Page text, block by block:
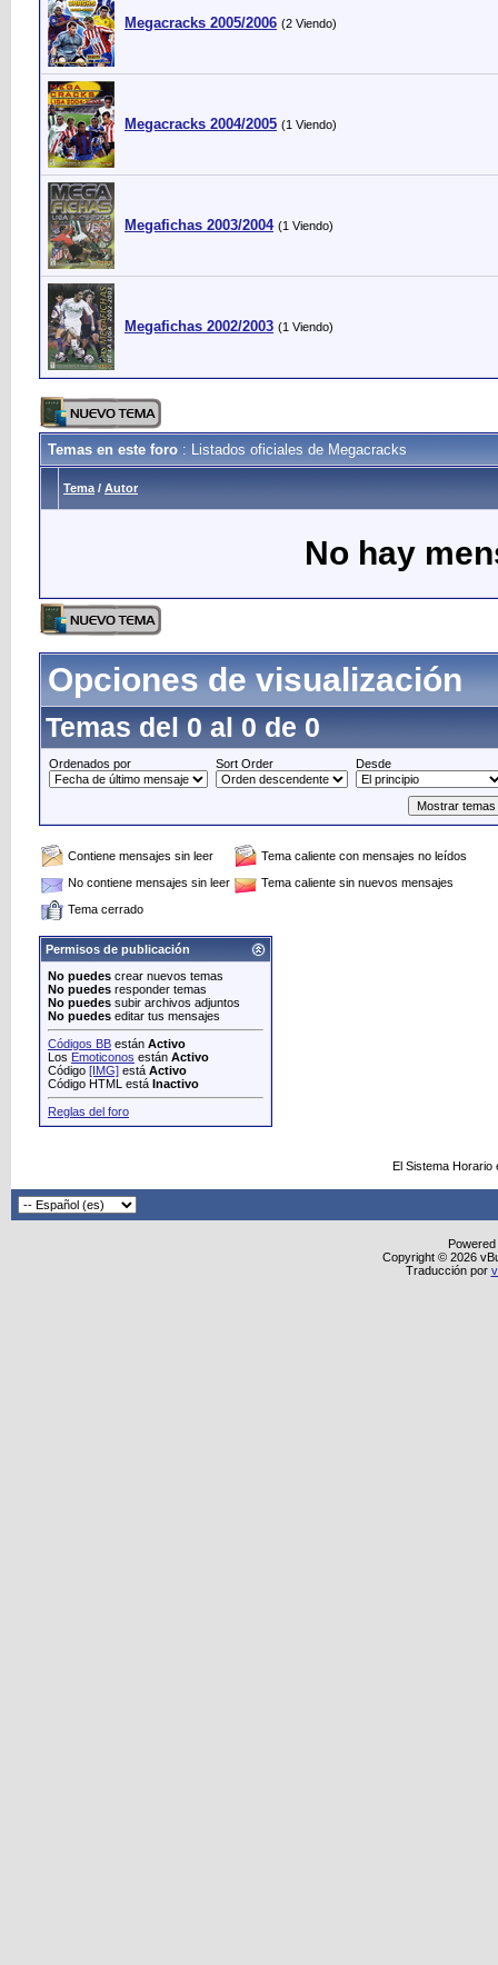
Megacracks 2005/2006 (2 Viendo)
Megacracks 2004/2005 (1 Viendo)
Megafichas 2003/2004 (1 Viendo)
Megafichas 2002/2003 (1 Viendo)
Temas en este foro : Listados oficiales de Megacracks
Tema / Autor
No hay
Opciones de visualización
Temas del 0 al 0 de 0
Ordenados por Sort Order Desde
Contiene mensajes sin leer
Tema caliente con mensajes no leídos
No contiene mensajes sin leer
Tema caliente sin nuevos mensajes
Tema cerrado
Permisos de publicación
No puedes crear nuevos temas
No puedes responder temas
No puedes subir archivos adjuntos
No puedes editar tus mensajes
Códigos BB están Activo
Los Emoticonos están Activo
Código [IMG] está Activo
Código HTML está Inactivo
Reglas del foro
El Sistema
Copyright © 2026
Traducción por